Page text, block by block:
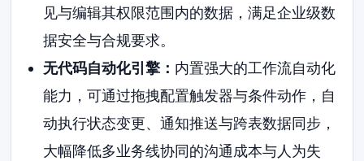
见与编辑其权限范围内的数据，满足企业级数
据安全与合规要求。
无代码自动化引擎： 内置强大的工作流自动化
能力，可通过拖拽配置触发器与条件动作，自
动执行状态变更、通知推送与跨表数据同步，
大幅降低多业务线协同的沟通成本与人为失